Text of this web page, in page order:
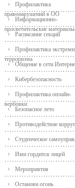
Профилактика
правонарушений в ОО
Информационно-
просветительские материалы
Расписание секций
Профилактика
терроризма
Общение в сети
Кибербезопасность
Профилактика онлайн-
вербовки
Безопасное лето
Противодействие
Студенческое
Ими гордится лицей
Мероприятия
Останови огонь